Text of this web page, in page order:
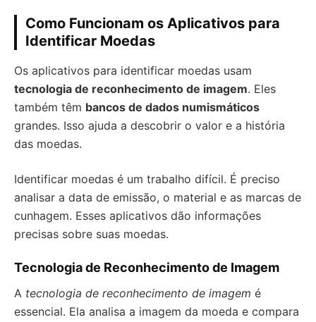
Como Funcionam os Aplicativos para
Identificar Moedas
Os aplicativos para identificar moedas usam
tecnologia de reconhecimento de imagem. Eles
também têm bancos de dados numismáticos
grandes. Isso ajuda a descobrir o valor e a história
das moedas.
Identificar moedas é um trabalho difícil. É preciso
analisar a data de emissão, o material e as marcas de
cunhagem. Esses aplicativos dão informações
precisas sobre suas moedas.
Tecnologia de Reconhecimento de Imagem
A tecnologia de reconhecimento de imagem é
essencial. Ela analisa a imagem da moeda e compara